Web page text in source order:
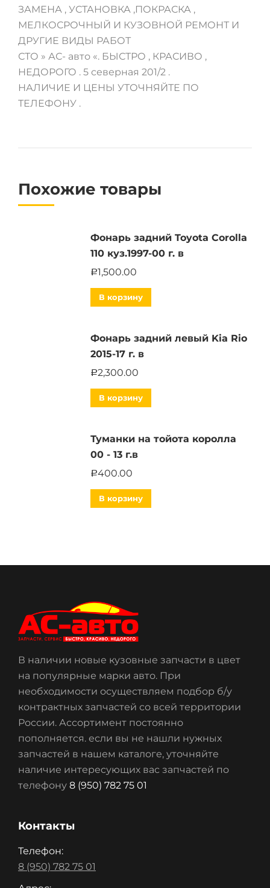
ЗАМЕНА , УСТАНОВКА ,ПОКРАСКА ,
МЕЛКОСРОЧНЫЙ И КУЗОВНОЙ РЕМОНТ И
ДРУГИЕ ВИДЫ РАБОТ
СТО » АС- авто «. БЫСТРО , КРАСИВО ,
НЕДОРОГО . 5 северная 201/2 .
НАЛИЧИЕ И ЦЕНЫ УТОЧНЯЙТЕ ПО
ТЕЛЕФОНУ .
Похожие товары
Фонарь задний Toyota Corolla
110 куз.1997-00 г. в
Р1,500.00
В корзину
Фонарь задний левый Kia Rio
2015-17 г. в
Р2,300.00
В корзину
Туманки на тойота королла
00 - 13 г.в
Р400.00
В корзину
В наличии новые кузовные запчасти в цвет
на популярные марки авто. При
необходимости осуществляем подбор б/у
контрактных запчастей со всей территории
России. Ассортимент постоянно
пополняется. если вы не нашли нужных
запчастей в нашем каталоге, уточняйте
наличие интересующих вас запчастей по
телефону 8 (950) 782 75 01
Контакты
Телефон:
8 (950) 782 75 01